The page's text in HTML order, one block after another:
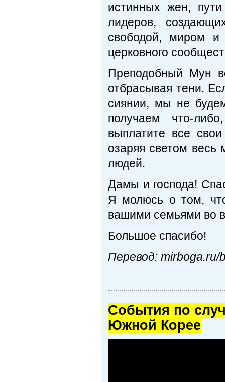
истинных жен,
лидеров,
свободой, миром и
церковного
Преподобный Мун
отбрасывая тени.
сиянии, мы не
получаем что-
выплатите все
озаряя светом весь
людей.
Дамы и господа!
Я молюсь о том,
вашими семьями во
Большое спасибо!
Перевод: mirboga.ru/
Cобытия по
Южной Корее